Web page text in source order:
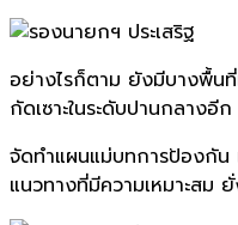
อย่างไรก็ตาม ยังมีบางพื้น
กัดเซาะในระดับปานกลาง
จัดทำแผนแม่บทการป้องกัน
แนวทางที่มีความเหมาะสม